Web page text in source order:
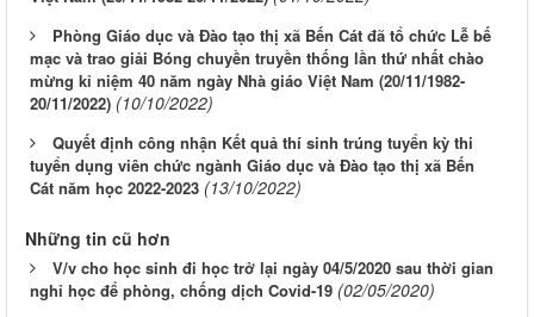
Phòng Giáo dục và Đào tạo thị xã Bến Cát đã tổ chức Lễ bế
mạc và trao giải Bóng chuyền truyền thống lần thứ nhất chào
mừng kỉ niệm 40 năm ngày Nhà giáo Việt Nam (20/11/1982-
20/11/2022) (10/10/2022)
Quyết định công nhận Kết quả thí sinh trúng tuyển kỳ thi
tuyển dụng viên chức ngành Giáo dục và Đào tạo thị xã Bến
Cát năm học 2022-2023 (13/10/2022)
Những tin cũ hơn
V/v cho học sinh đi học trở lại ngày 04/5/2020 sau thời gian
nghỉ học để phòng, chống dịch Covid-19 (02/05/2020)